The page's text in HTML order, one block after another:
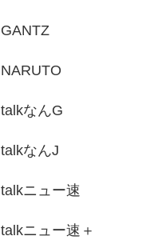
GANTZ
NARUTO
talkなんG
talkなんJ
talkニュー速
talkニュー速＋